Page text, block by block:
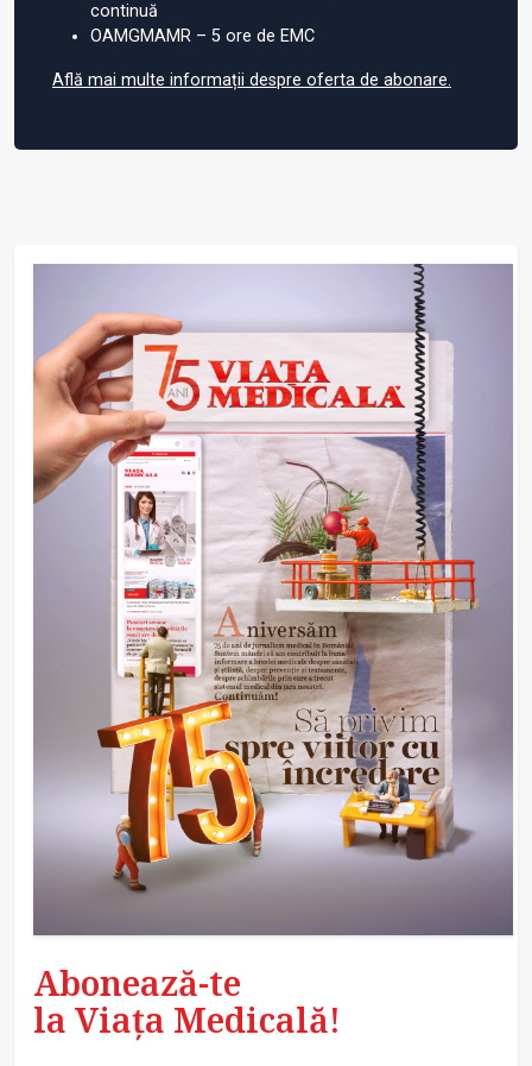
continuă
OAMGMAMR – 5 ore de EMC
Află mai multe informații despre oferta de abonare.
Abonează-te
la Viața Medicală!